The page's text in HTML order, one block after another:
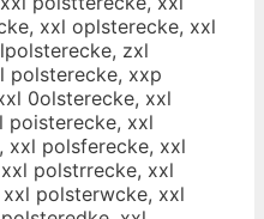
xxl oplsterecke, xxl
zxl
polsterecke, xxp
0olsterecke, xxl
poisterecke, xxl
xxl polsferecke, xxl
polstrrecke, xxl
polsterwcke, xxl